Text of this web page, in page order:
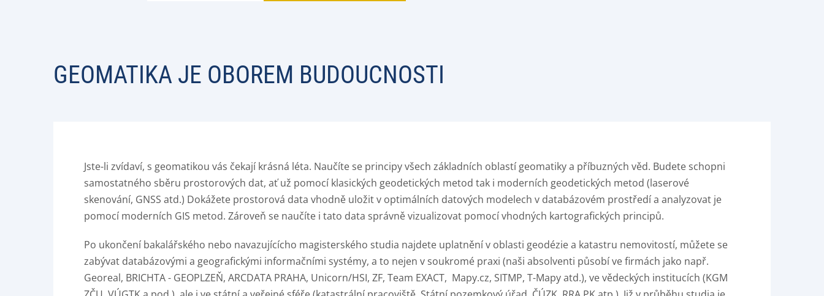
GEOMATIKA JE OBOREM BUDOUCNOSTI
Jste-li zvídaví, s geomatikou vás čekají krásná léta. Naučíte se principy všech základních oblastí geomatiky a příbuzných věd. Budete schopni
samostatného sběru prostorových dat, ať už pomocí klasických geodetických metod tak i moderních geodetických metod (laserové
skenování, GNSS atd.) Dokážete prostorová data vhodně uložit v optimálních datových modelech v databázovém prostředí a analyzovat je
pomocí moderních GIS metod. Zároveň se naučíte i tato data správně vizualizovat pomocí vhodných kartografických principů.
Po ukončení bakalářského nebo navazujícícho magisterského studia najdete uplatnění v oblasti geodézie a katastru nemovitostí, můžete se
zabývat databázovými a geografickými informačními systémy, a to nejen v soukromé praxi (naši absolventi působí ve firmách jako např.
Georeal, BRICHTA - GEOPLZEŇ, ARCDATA PRAHA, Unicorn/HSI, ZF, Team EXACT, Mapy.cz, SITMP, T-Mapy atd.), ve vědeckých institucích (KGM